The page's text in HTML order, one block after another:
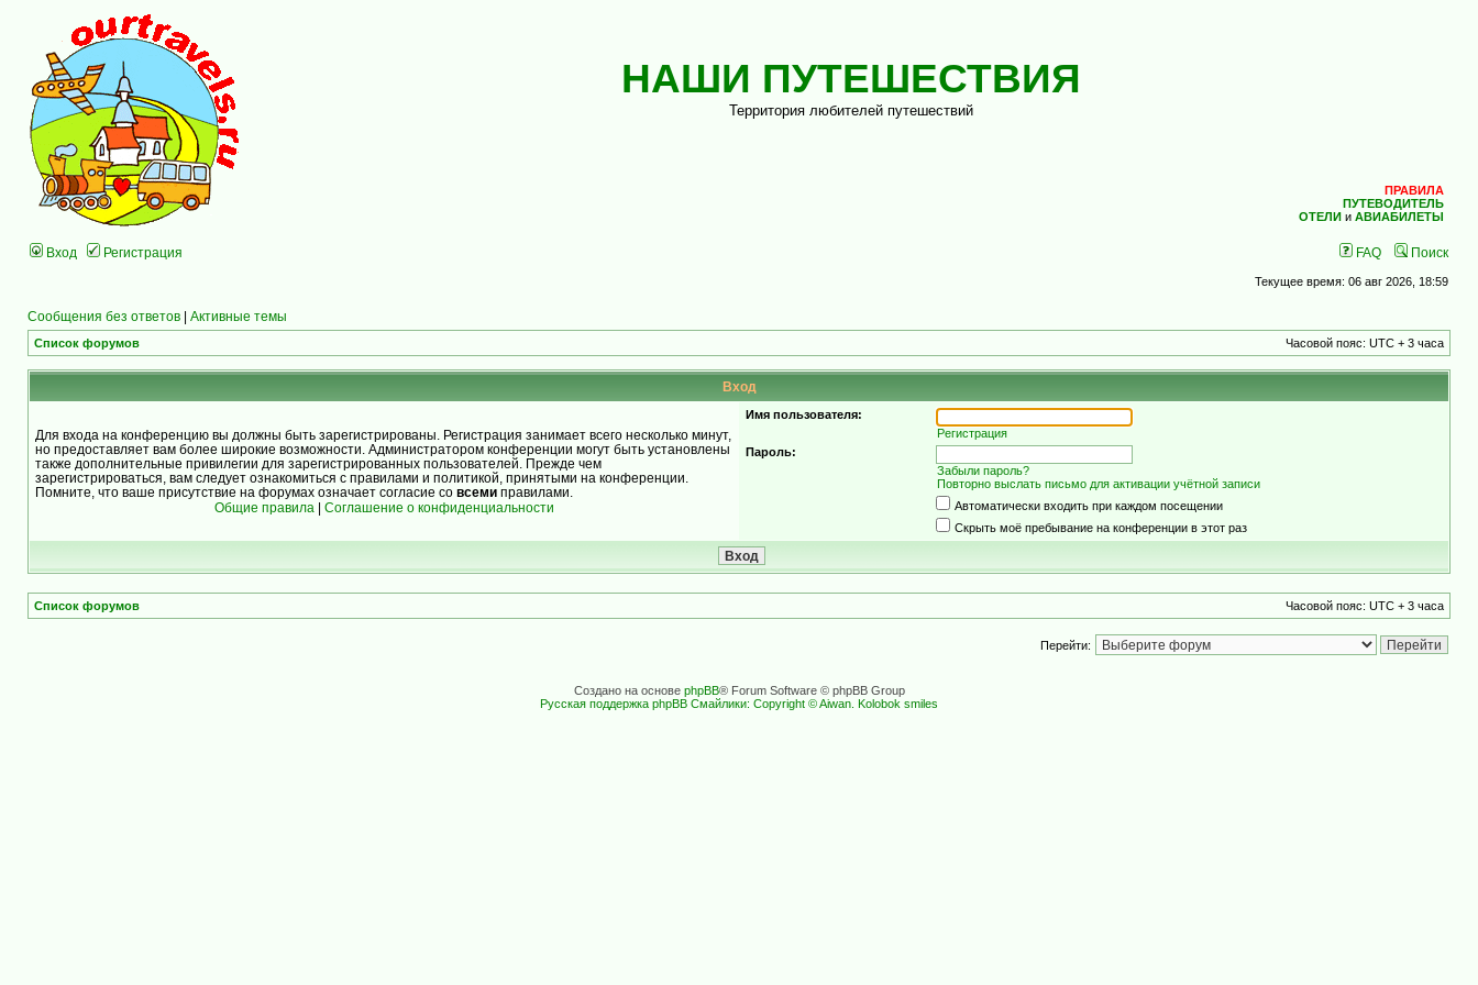
НАШИ ПУТЕШЕСТВИЯ
Территория любителей путешествий
ПРАВИЛА
ПУТЕВОДИТЕЛЬ
ОТЕЛИ и АВИАБИЛЕТЫ
Вход Регистрация FAQ Поиск
Текущее время: 06 авг 2026, 18:59
Сообщения без ответов | Активные темы
Список форумов Часовой пояс: UTC + 3 часа
Вход
Для входа на конференцию вы должны быть зарегистрированы. Регистрация занимает всего несколько минут,
но предоставляет вам более широкие возможности. Администратором конференции могут быть установлены
также дополнительные привилегии для зарегистрированных пользователей. Прежде чем
зарегистрироваться, вам следует ознакомиться с правилами и политикой, принятыми на конференции.
Помните, что ваше присутствие на форумах означает согласие со всеми правилами.
Общие правила | Соглашение о конфиденциальности
Имя пользователя:
Регистрация
Пароль:
Забыли пароль?
Повторно выслать письмо для активации учётной записи
Автоматически входить при каждом посещении
Скрыть моё пребывание на конференции в этот раз
Список форумов Часовой пояс: UTC + 3 часа
Перейти:
Создано на основе phpBB® Forum Software © phpBB Group
Русская поддержка phpBB Смайлики: Copyright © Aiwan. Kolobok smiles